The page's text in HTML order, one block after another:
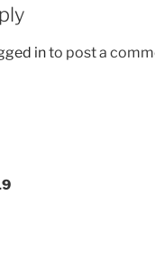
into post a